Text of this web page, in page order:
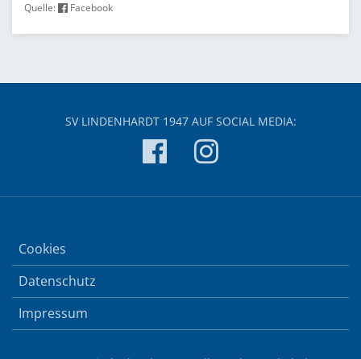
Quelle: Facebook
SV LINDENHARDT 1947 AUF SOCIAL MEDIA:
Cookies
Datenschutz
Impressum